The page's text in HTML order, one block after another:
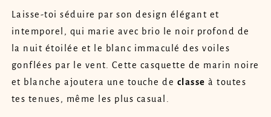
Laisse-toi séduire par son design élégant et
intemporel, qui marie avec brio le noir profond de
la nuit étoilée et le blanc immaculé des voiles
gonflées par le vent. Cette casquette de marin noire
et blanche ajoutera une touche de classe à toutes
tes tenues, même les plus casual.